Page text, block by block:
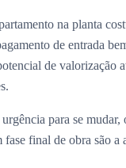
na planta
de entrada
de valorização
para se mudar,
fase final de obra são a